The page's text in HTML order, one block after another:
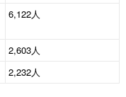
6,122人
2,603人
2,232人